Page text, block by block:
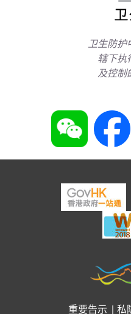
卫生防护
辖下执
及控制
重要告示 私